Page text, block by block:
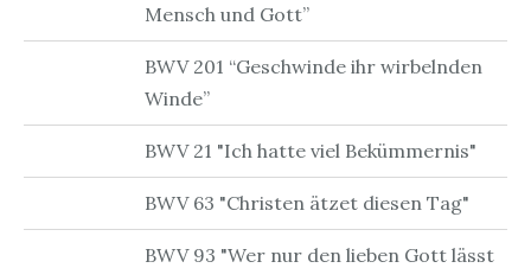
Mensch und Gott”
BWV 201 “Geschwinde ihr wirbelnden
Winde”
BWV 21 "Ich hatte viel Bekümmernis"
BWV 63 "Christen ätzet diesen Tag"
BWV 93 "Wer nur den lieben Gott lässt